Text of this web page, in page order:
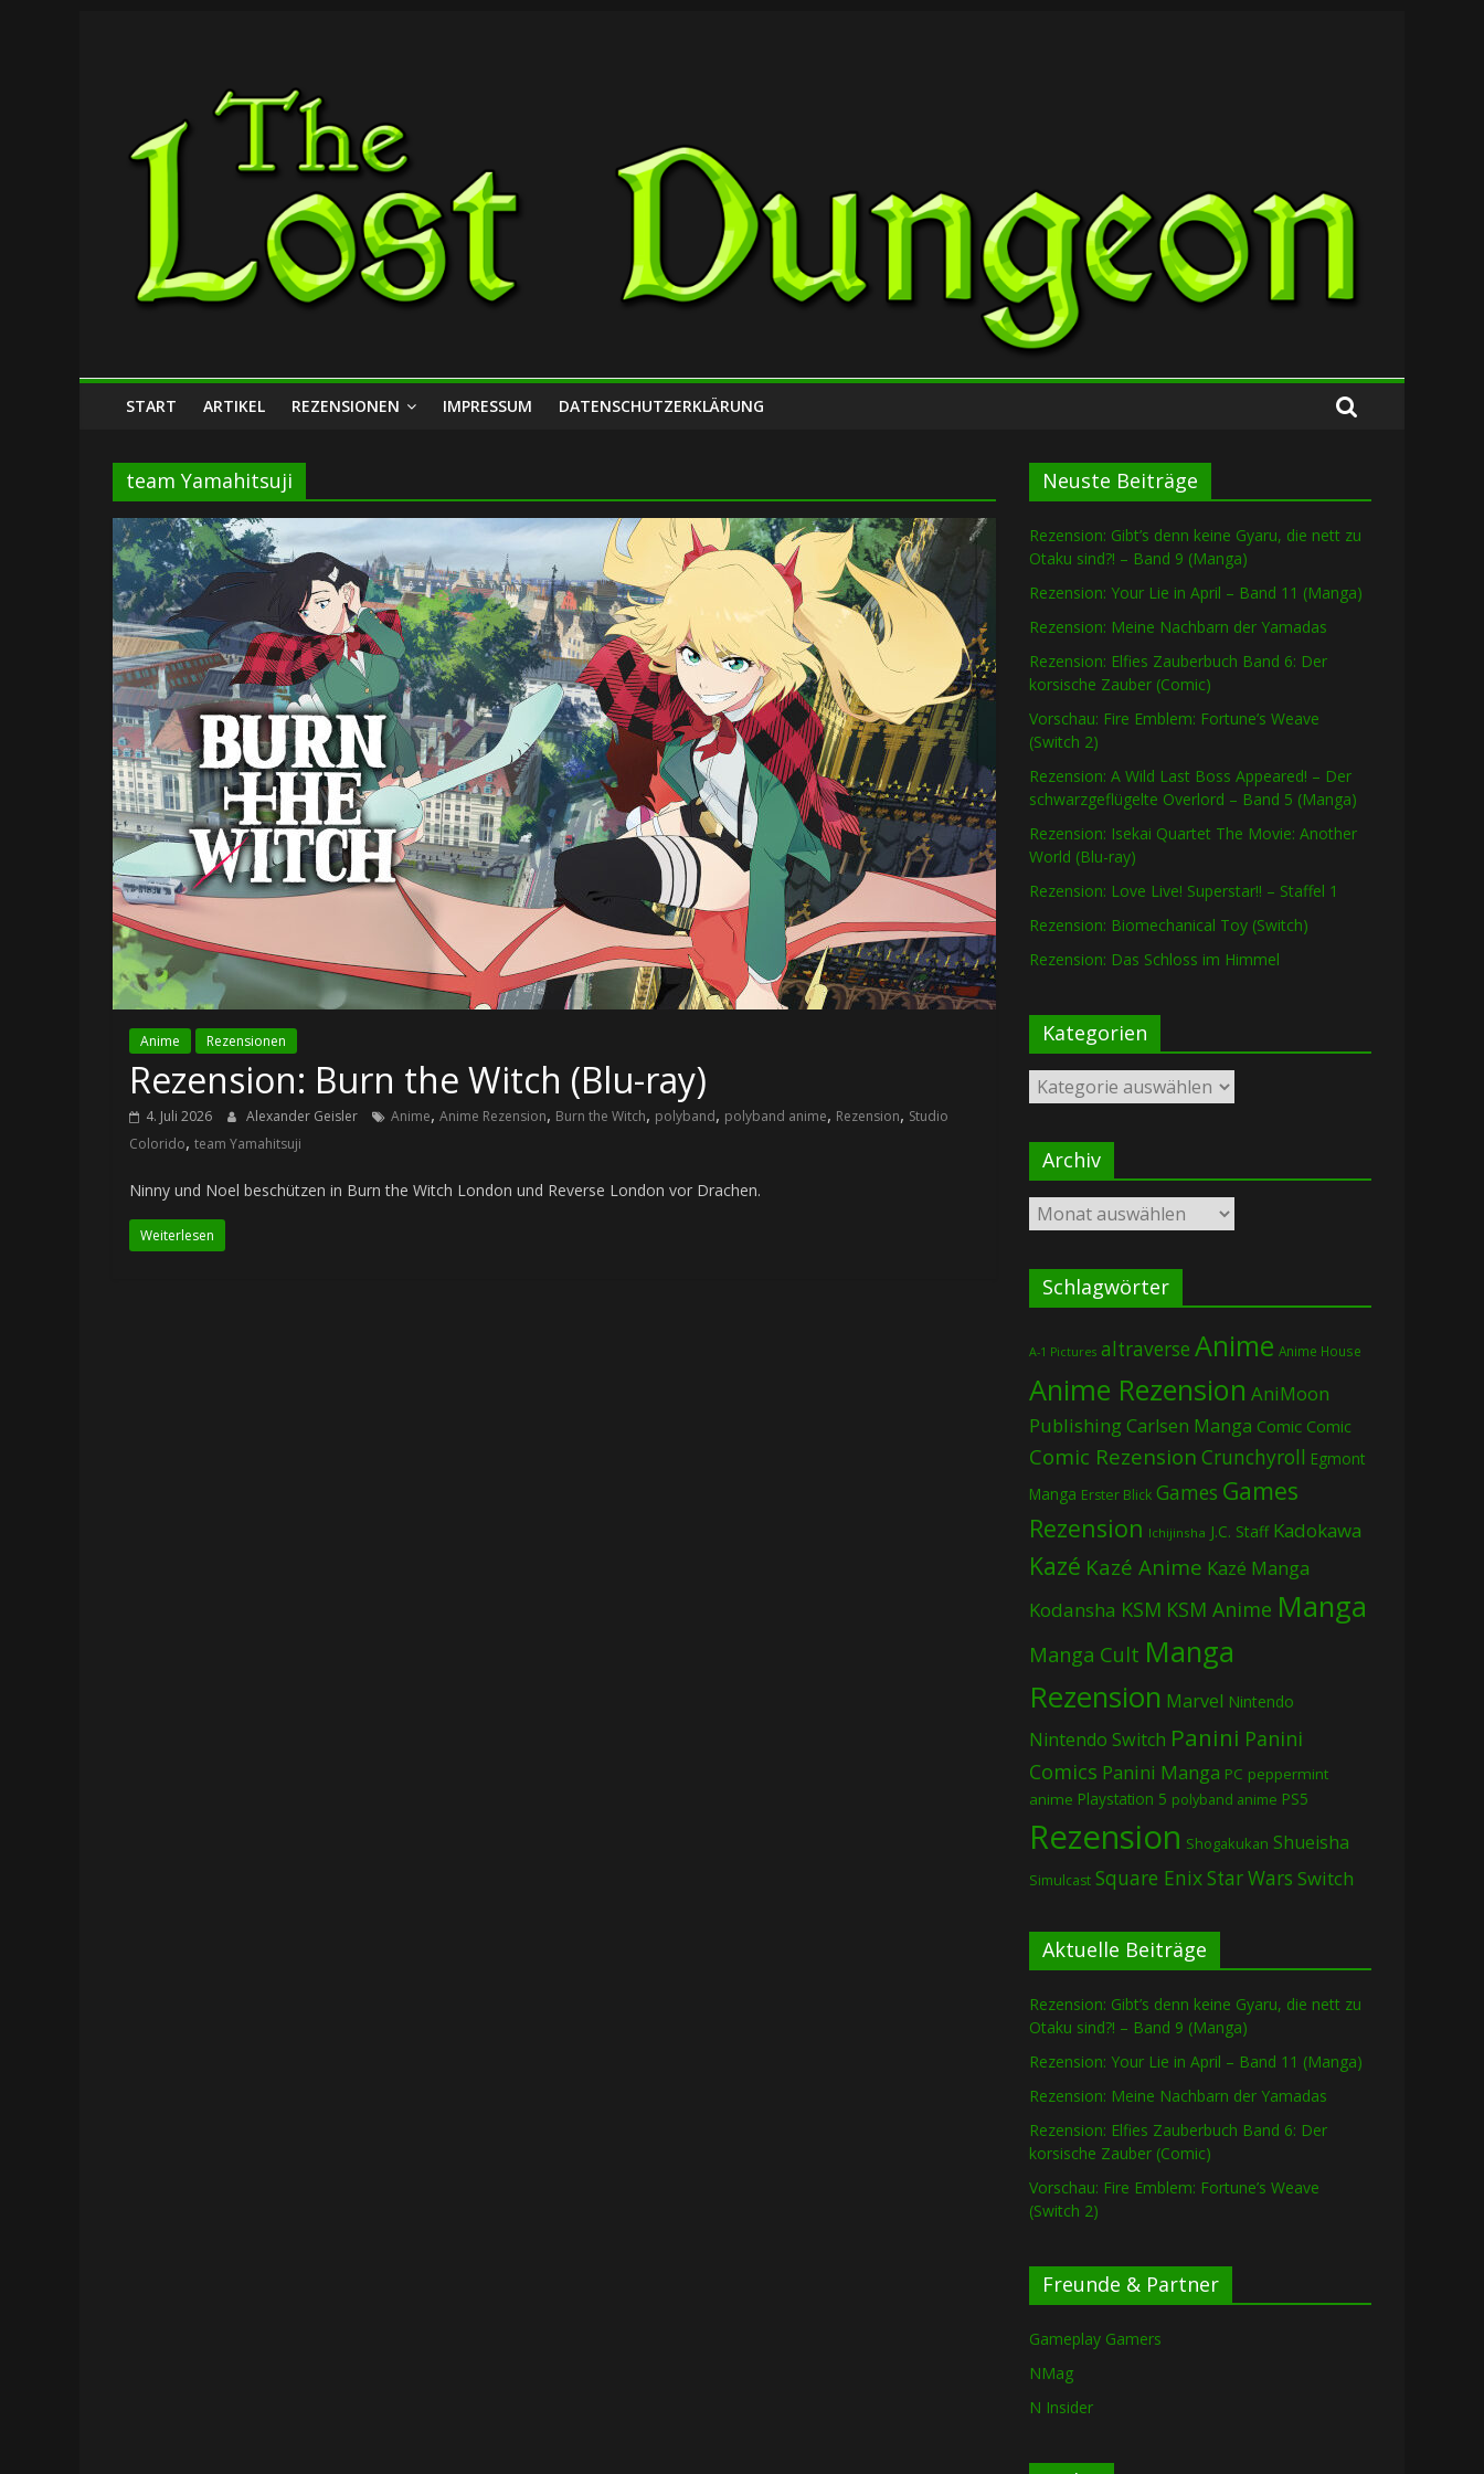
Lost
Dungeon
START ARTIKEL REZENSIONEN IMPRESSUM DATENSCHUTZERKLÄRUNG
team Yamahitsuji
Anime Rezensionen
Rezension: Burn the Witch (Blu-ray)
4. Juli 2026 Alexander Geisler Anime, Anime Rezension, Burn the Witch, polyband, polyband anime, Rezension, Studio
Colorido, team Yamahitsuji
Ninny und Noel beschützen in Burn the Witch London und Reverse London vor Drachen.
Weiterlesen
Neuste Beiträge
Rezension: Gibt’s denn keine Gyaru, die nett zu
Otaku sind?! – Band 9 (Manga)
Rezension: Your Lie in April – Band 11 (Manga)
Rezension: Meine Nachbarn der Yamadas
Rezension: Elfies Zauberbuch Band 6: Der
korsische Zauber (Comic)
Vorschau: Fire Emblem: Fortune’s Weave
(Switch 2)
Rezension: A Wild Last Boss Appeared! – Der
schwarzgeflügelte Overlord – Band 5 (Manga)
Rezension: Isekai Quartet The Movie: Another
World (Blu-ray)
Rezension: Love Live! Superstar!! – Staffel 1
Rezension: Biomechanical Toy (Switch)
Rezension: Das Schloss im Himmel
Kategorien
Kategorien
Archiv
Archiv
Schlagwörter
A-1 Pictures altraverse Anime Anime House
Anime Rezension AniMoon
PublishingCarlsen Manga Comic Comic
Comic Rezension Crunchyroll Egmont
Manga Erster Blick Games Games
Rezension Ichijinsha J.C. Staff Kadokawa
Kazé Kazé Anime Kazé Manga
Kodansha KSM KSM Anime Manga
Manga Cult Manga
Rezension Marvel Nintendo
Nintendo Switch Panini Panini
Comics Panini Manga PC peppermint
anime Playstation 5 polyband anime PS5
Rezension Shogakukan Shueisha
Simulcast Square EnixStar Wars Switch
Aktuelle Beiträge
Rezension: Gibt’s denn keine Gyaru, die nett zu
Otaku sind?! – Band 9 (Manga)
Rezension: Your Lie in April – Band 11 (Manga)
Rezension: Meine Nachbarn der Yamadas
Rezension: Elfies Zauberbuch Band 6: Der
korsische Zauber (Comic)
Vorschau: Fire Emblem: Fortune’s Weave
(Switch 2)
Freunde & Partner
Gameplay Gamers
NMag
N Insider